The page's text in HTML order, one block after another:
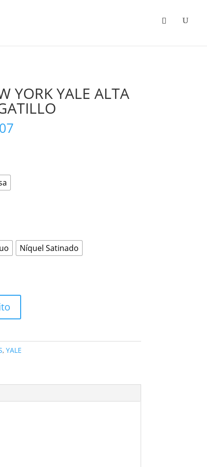
YORK YALE ALTA
Price
Níquel Satinado
, YALE